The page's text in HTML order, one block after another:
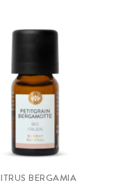
der Farmer und
bildet die Grundlage
Öle, 100 % natürlich
oder Zusatzstoffen.
BERGAMIA